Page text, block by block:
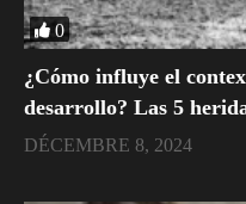
0
¿Cómo influye el
desarrollo? Las 5
DÉCEMBRE 8, 2024